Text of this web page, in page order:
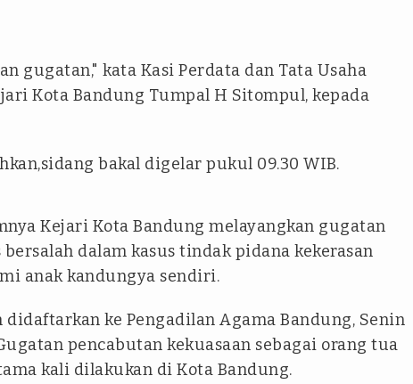
gugatan," kata Kasi Perdata dan Tata Usaha
Kota Bandung Tumpal H Sitompul, kepada
bakal digelar pukul 09.30 WIB.
Kejari Kota Bandung melayangkan gugatan
dalam kasus tindak pidana kekerasan
anak kandungya sendiri.
ke Pengadilan Agama Bandung, Senin
pencabutan kekuasaan sebagai orang tua
kali dilakukan di Kota Bandung.